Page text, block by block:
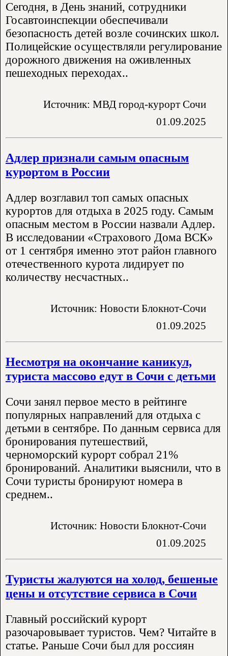
Сегодня, в День знаний, сотрудники
Госавтоинспекции обеспечивали
безопасность детей возле сочинских школ.
Полицейские осуществляли регулирование
дорожного движения на оживленных
пешеходных переходах..
Источник: МВД город-курорт Сочи
01.09.2025
Адлер признали самым опасным
курортом в России
Адлер возглавил топ самых опасных
курортов для отдыха в 2025 году. Самым
опасным местом в России назвали Адлер.
В исследовании «Страхового Дома ВСК»
от 1 сентября именно этот район главного
отечественного курота лидирует по
количеству несчастных..
Источник: Новости Блокнот-Сочи
01.09.2025
Несмотря на окончание каникул,
туриста массово едут в Сочи с детьми
Сочи занял первое место в рейтинге
популярных направлений для отдыха с
детьми в сентябре. По данным сервиса для
бронирования путешествий,
черноморский курорт собрал 21%
бронирований. Аналитики выяснили, что в
Сочи туристы бронируют номера в
среднем..
Источник: Новости Блокнот-Сочи
01.09.2025
Туристы жалуются на холод, бешеные
цены и отсутствие сервиса в Сочи
Главный российский курорт
разочаровывает туристов. Чем? Читайте в
статье. Раньше Сочи был для россиян